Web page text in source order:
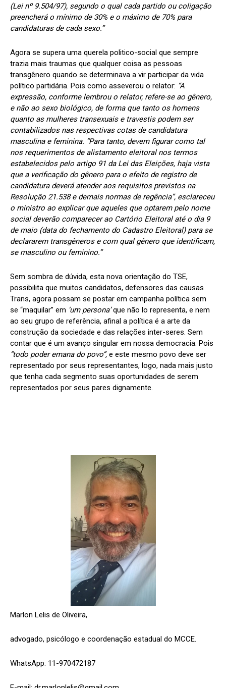
(Lei nº 9.504/97), segundo o qual cada partido ou coligação
preencherá o mínimo de 30% e o máximo de 70% para
candidaturas de cada sexo.”
Agora se supera uma querela politico-social que sempre
trazia mais traumas que qualquer coisa as pessoas
transgênero quando se determinava a vir participar da vida
político partidária. Pois como asseverou o relator: “A
expressão, conforme lembrou o relator, refere-se ao gênero,
e não ao sexo biológico, de forma que tanto os homens
quanto as mulheres transexuais e travestis podem ser
contabilizados nas respectivas cotas de candidatura
masculina e feminina. “Para tanto, devem figurar como tal
nos requerimentos de alistamento eleitoral nos termos
estabelecidos pelo artigo 91 da Lei das Eleições, haja vista
que a verificação do gênero para o efeito de registro de
candidatura deverá atender aos requisitos previstos na
Resolução 21.538 e demais normas de regência”, esclareceu
o ministro ao explicar que aqueles que optarem pelo nome
social deverão comparecer ao Cartório Eleitoral até o dia 9
de maio (data do fechamento do Cadastro Eleitoral) para se
declararem transgêneros e com qual gênero que identificam,
se masculino ou feminino.”
Sem sombra de dúvida, esta nova orientação do TSE,
possibilita que muitos candidatos, defensores das causas
Trans, agora possam se postar em campanha política sem
se “maquilar” em ‘um persona’que não lo representa, e nem
ao seu grupo de referência, afinal a política é a arte da
construção da sociedade e das relações inter-seres. Sem
contar que é um avanço singular em nossa democracia. Pois
“todo poder emana do povo”, e este mesmo povo deve ser
representado por seus representantes, logo, nada mais justo
que tenha cada segmento suas oportunidades de serem
representados por seus pares dignamente.
Marlon Lelis de Oliveira,
advogado, psicólogo e coordenação estadual do MCCE.
WhatsApp: 11-970472187